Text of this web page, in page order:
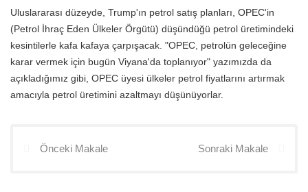
Uluslararası düzeyde, Trump'ın petrol satış planları, OPEC'in
(Petrol İhraç Eden Ülkeler Örgütü) düşündüğü petrol üretimindeki
kesintilerle kafa kafaya çarpışacak. "OPEC, petrolün geleceğine
karar vermek için bugün Viyana'da toplanıyor" yazımızda da
açıkladığımız gibi, OPEC üyesi ülkeler petrol fiyatlarını artırmak
amacıyla petrol üretimini azaltmayı düşünüyorlar.
Önceki Makale Sonraki Makale